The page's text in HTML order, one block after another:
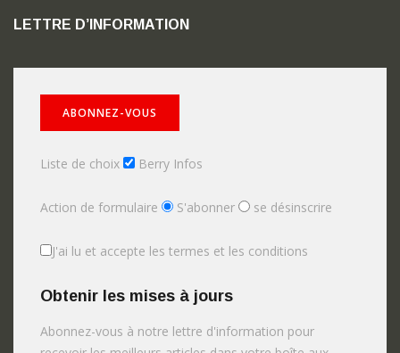
LETTRE D’INFORMATION
Liste de choix Berry Infos
Action de formulaire S'abonner se désinscrire
J'ai lu et accepte les termes et les conditions
Obtenir les mises à jours
Abonnez-vous à notre lettre d'information pour